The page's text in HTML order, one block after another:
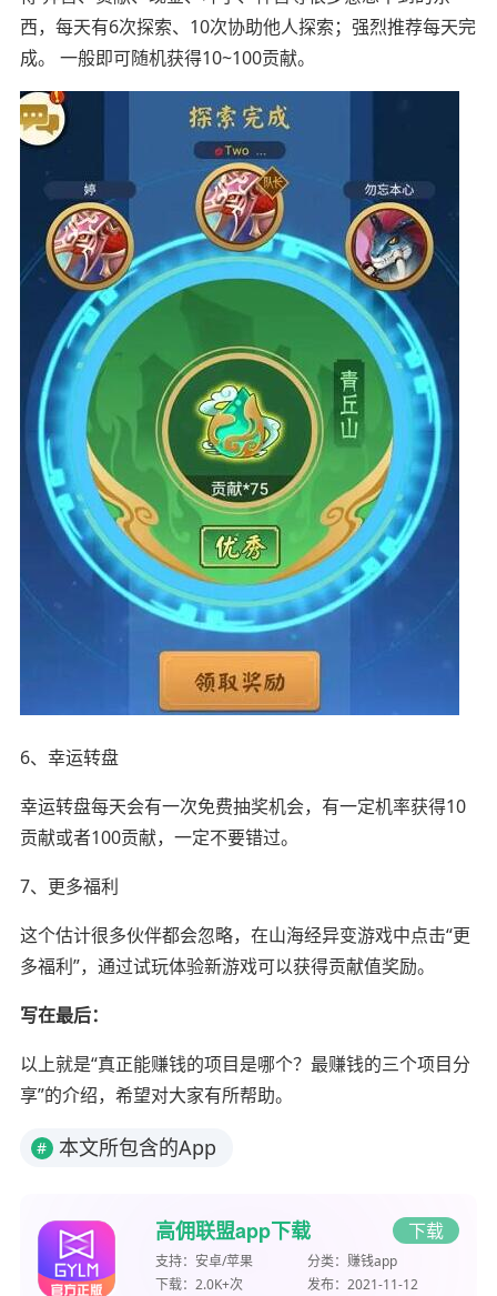
西，每天有6次探索、10次协助他人探索；强烈推荐每天完
成。 一般即可随机获得10~100贡献。
6、幸运转盘
幸运转盘每天会有一次免费抽奖机会，有一定机率获得10
贡献或者100贡献，一定不要错过。
7、更多福利
这个估计很多伙伴都会忽略，在山海经异变游戏中点击“更
多福利”，通过试玩体验新游戏可以获得贡献值奖励。
写在最后：
以上就是“真正能赚钱的项目是哪个？最赚钱的三个项目分
享”的介绍，希望对大家有所帮助。
# 本文所包含的App
高佣联盟app下载 下载
支持： 安卓/苹果 分类： 赚钱app
下载： 2.0K+次 发布： 2021-11-12